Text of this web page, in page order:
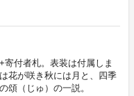
付者札。表装は付属しま
花が咲き秋には月と、四季
頌（じゅ）の一説。